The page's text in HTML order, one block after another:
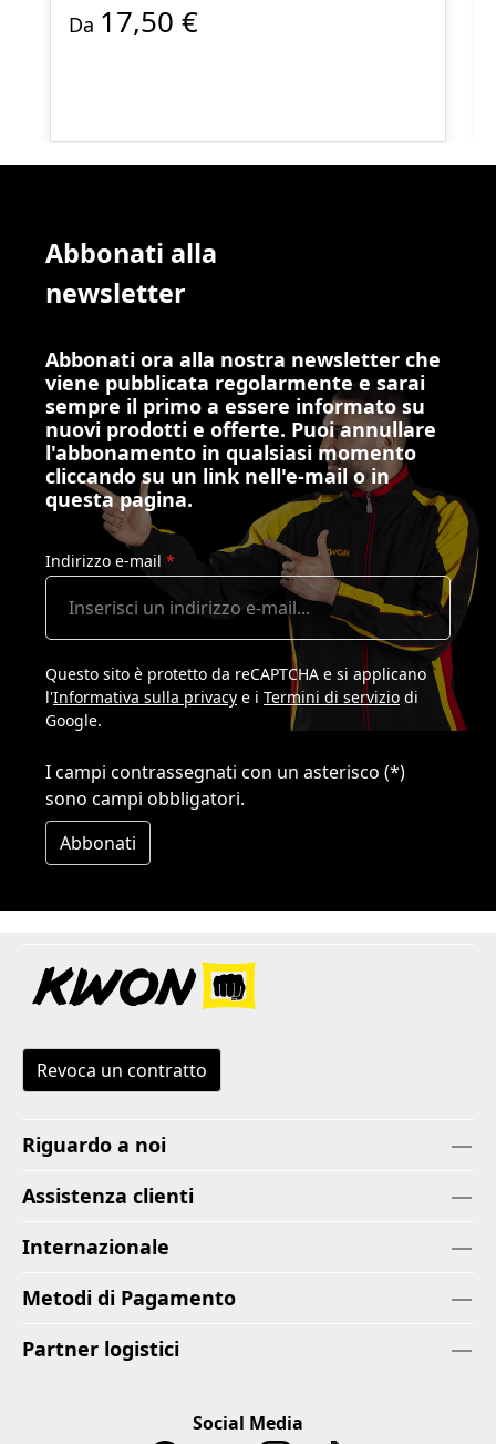
Da 17,50 €
Abbonati alla
newsletter
Abbonati ora alla nostra newsletter che
viene pubblicata regolarmente e sarai
sempre il primo a essere informato su
nuovi prodotti e offerte. Puoi annullare
l'abbonamento in qualsiasi momento
cliccando su un link nell'e-mail o in
questa pagina.
Indirizzo e-mail *
Questo sito è protetto da reCAPTCHA e si applicano
l'Informativa sulla privacy e i Termini di servizio di
Google.
I campi contrassegnati con un asterisco (*)
sono campi obbligatori.
Abbonati
Revoca un contratto
Riguardo a noi
Assistenza clienti
Internazionale
Metodi di Pagamento
Partner logistici
Social Media